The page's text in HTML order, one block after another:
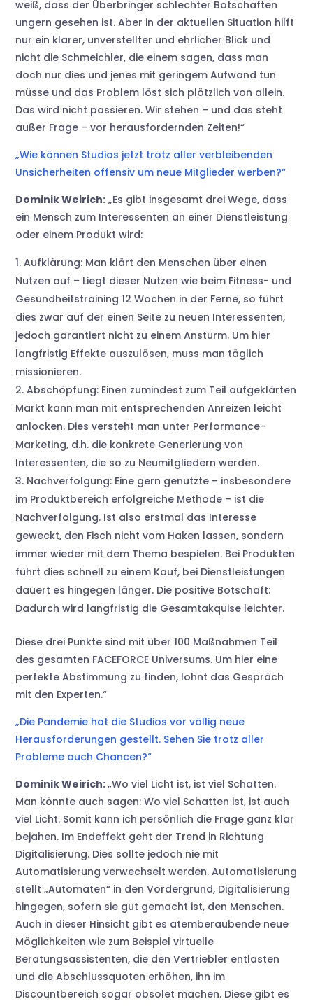
weiß, dass der Überbringer schlechter Botschaften
ungern gesehen ist. Aber in der aktuellen Situation hilft
nur ein klarer, unverstellter und ehrlicher Blick und
nicht die Schmeichler, die einem sagen, dass man
doch nur dies und jenes mit geringem Aufwand tun
müsse und das Problem löst sich plötzlich von allein.
Das wird nicht passieren. Wir stehen – und das steht
außer Frage – vor herausfordernden Zeiten!“
„Wie können Studios jetzt trotz aller verbleibenden
Unsicherheiten offensiv um neue Mitglieder werben?“
Dominik Weirich: „Es gibt insgesamt drei Wege, dass
ein Mensch zum Interessenten an einer Dienstleistung
oder einem Produkt wird:
Aufklärung: Man klärt den Menschen über einen
Nutzen auf – Liegt dieser Nutzen wie beim Fitness- und
Gesundheitstraining 12 Wochen in der Ferne, so führt
dies zwar auf der einen Seite zu neuen Interessenten,
jedoch garantiert nicht zu einem Ansturm. Um hier
langfristig Effekte auszulösen, muss man täglich
missionieren.
Abschöpfung: Einen zumindest zum Teil aufgeklärten
Markt kann man mit entsprechenden Anreizen leicht
anlocken. Dies versteht man unter Performance-
Marketing, d.h. die konkrete Generierung von
Interessenten, die so zu Neumitgliedern werden.
Nachverfolgung: Eine gern genutzte – insbesondere
im Produktbereich erfolgreiche Methode – ist die
Nachverfolgung. Ist also erstmal das Interesse
geweckt, den Fisch nicht vom Haken lassen, sondern
immer wieder mit dem Thema bespielen. Bei Produkten
führt dies schnell zu einem Kauf, bei Dienstleistungen
dauert es hingegen länger. Die positive Botschaft:
Dadurch wird langfristig die Gesamtakquise leichter.
Diese drei Punkte sind mit über 100 Maßnahmen Teil
des gesamten FACEFORCE Universums. Um hier eine
perfekte Abstimmung zu finden, lohnt das Gespräch
mit den Experten.“
„Die Pandemie hat die Studios vor völlig neue
Herausforderungen gestellt. Sehen Sie trotz aller
Probleme auch Chancen?“
Dominik Weirich:„Wo viel Licht ist, ist viel Schatten.
Man könnte auch sagen: Wo viel Schatten ist, ist auch
viel Licht. Somit kann ich persönlich die Frage ganz klar
bejahen. Im Endeffekt geht der Trend in Richtung
Digitalisierung. Dies sollte jedoch nie mit
Automatisierung verwechselt werden. Automatisierung
stellt „Automaten“ in den Vordergrund, Digitalisierung
hingegen, sofern sie gut gemacht ist, den Menschen.
Auch in dieser Hinsicht gibt es atemberaubende neue
Möglichkeiten wie zum Beispiel virtuelle
Beratungsassistenten, die den Vertriebler entlasten
und die Abschlussquoten erhöhen, ihn im
Discountbereich sogar obsolet machen. Diese gibt es